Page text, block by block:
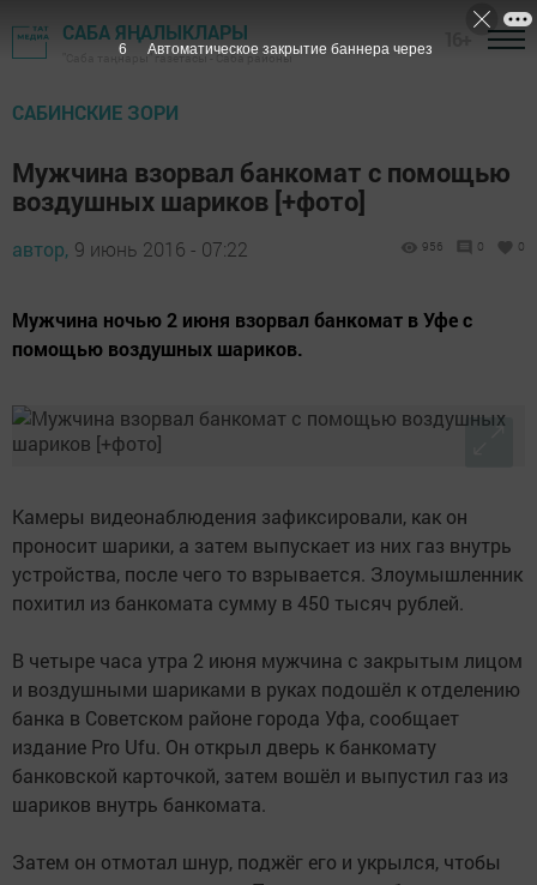
САБА ЯҢАЛЫКЛАРЫ
"Саба таңнары" газетасы - Саба районы
САБИНСКИЕ ЗОРИ
Мужчина взорвал банкомат с помощью
воздушных шариков [+фото]
автор, 9 июнь 2016 - 07:22 956 0 0
Мужчина ночью 2 июня взорвал банкомат в Уфе с
помощью воздушных шариков.
Камеры видеонаблюдения зафиксировали, как он
проносит шарики, а затем выпускает из них газ внутрь
устройства, после чего то взрывается. Злоумышленник
похитил из банкомата сумму в 450 тысяч рублей.
В четыре часа утра 2 июня мужчина с закрытым лицом
и воздушными шариками в руках подошёл к отделению
банка в Советском районе города Уфа, сообщает
издание Pro Ufu. Он открыл дверь к банкомату
банковской карточкой, затем вошёл и выпустил газ из
шариков внутрь банкомата.
Затем он отмотал шнур, поджёг его и укрылся, чтобы
5 Автоматическое закрытие баннера через